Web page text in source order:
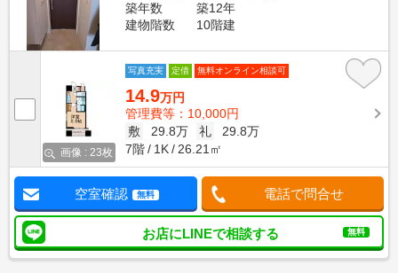
築年数
築12年
建物階数
10階建
画像 : 23枚
写真充実 定借 無料オンライン相談可
14.9万円
管理費等：10,000円
敷
29.8万 礼
29.8万
7階
1K 26.21㎡
空室確認 無料 電話で問合せ
お店にLINEで相談する 無料